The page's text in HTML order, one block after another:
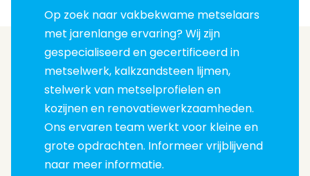
Op zoek naar vakbekwame metselaars
met jarenlange ervaring? Wij zijn
gespecialiseerd en gecertificeerd in
metselwerk, kalkzandsteen lijmen,
stelwerk van metselprofielen en
kozijnen en renovatiewerkzaamheden.
Ons ervaren team werkt voor kleine en
grote opdrachten. Informeer vrijblijvend
naar meer informatie.